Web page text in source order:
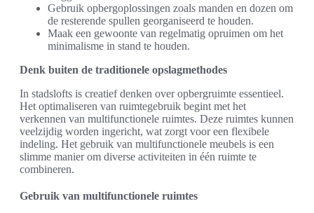
Gebruik opbergoplossingen zoals manden en dozen om
de resterende spullen georganiseerd te houden.
Maak een gewoonte van regelmatig opruimen om het
minimalisme in stand te houden.
Denk buiten de traditionele opslagmethodes
In stadslofts is creatief denken over opbergruimte essentieel.
Het optimaliseren van ruimtegebruik begint met het
verkennen van multifunctionele ruimtes. Deze ruimtes kunnen
veelzijdig worden ingericht, wat zorgt voor een flexibele
indeling. Het gebruik van multifunctionele meubels is een
slimme manier om diverse activiteiten in één ruimte te
combineren.
Gebruik van multifunctionele ruimtes